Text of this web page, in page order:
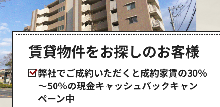
賃貸物件をお探しのお客様
弊社でご成約いただくと成約家賃の30％
～50％の現金キャッシュバックキャン
ペーン中